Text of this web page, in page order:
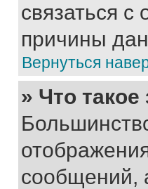
связаться
причины
Вернуться
» Что такое
сообщений,